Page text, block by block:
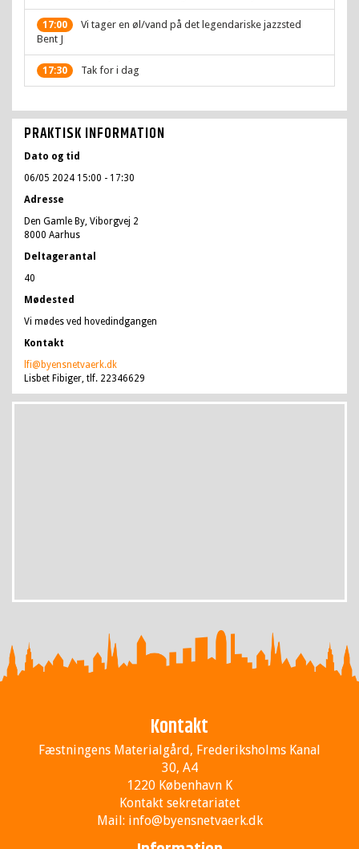
17:00
Vi tager en øl/vand på det legendariske jazzsted
Bent J
17:30 Tak for i dag
PRAKTISK INFORMATION
Dato og tid
06/05 2024 15:00 - 17:30
Adresse
Den Gamle By, Viborgvej 2
8000 Aarhus
Deltagerantal
40
Mødested
Vi mødes ved hovedindgangen
Kontakt
lfi@byensnetvaerk.dk
Lisbet Fibiger, tlf. 22346629
Kontakt
Fæstningens Materialgård, Frederiksholms Kanal
30, A4
1220 København K
Kontakt sekretariatet
Mail: info@byensnetvaerk.dk